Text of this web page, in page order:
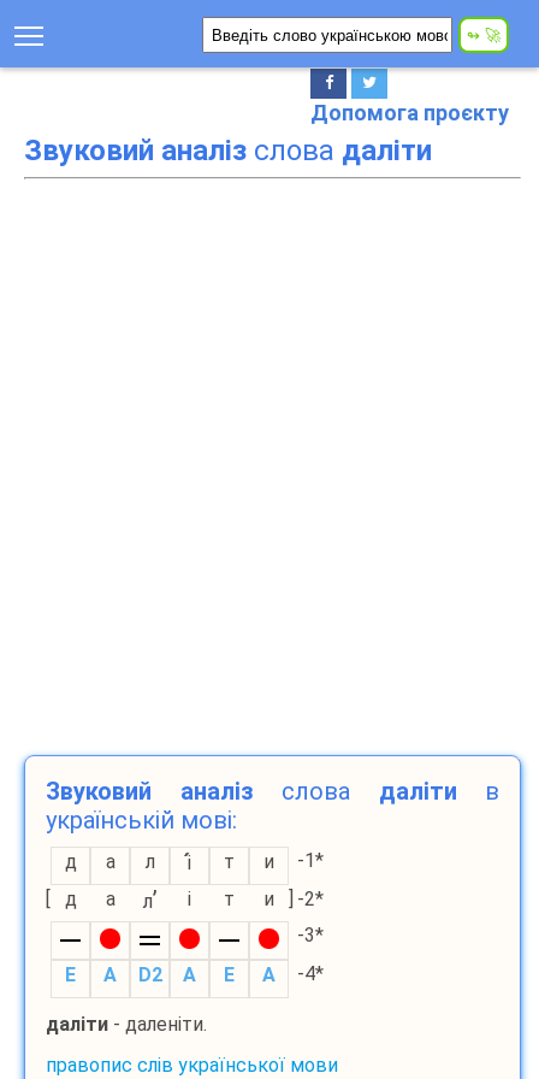
Допомога проєкту
Звуковий аналіз слова даліти
Звуковий аналіз слова даліти в
українській мові:
д а л і т и
-1*
[
д а л’ і т и ] -2*
-3*
E
A D2 A E A -4*
даліти - даленіти.
правопис слів української мови